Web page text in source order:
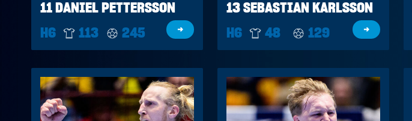
11 DANIEL PETTERSSON
H6
113 245 →
13 SEBASTIAN KARLSSON
H6
48 129 →